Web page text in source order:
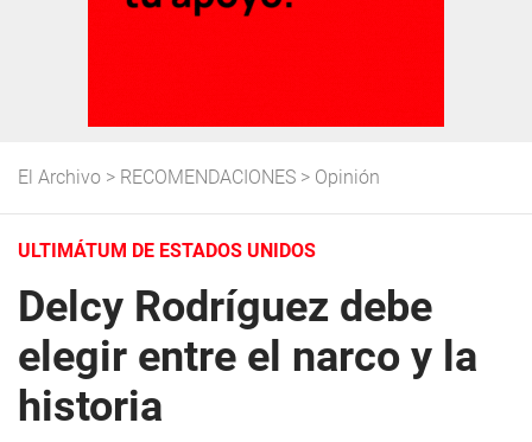
El Archivo > RECOMENDACIONES > Opinión
ULTIMÁTUM DE ESTADOS UNIDOS
Delcy Rodríguez debe
elegir entre el narco y la
historia